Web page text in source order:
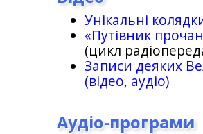
Унікальні
«Путівник
(цикл
Записи деяких
(відео, аудіо)
Аудіо-програми